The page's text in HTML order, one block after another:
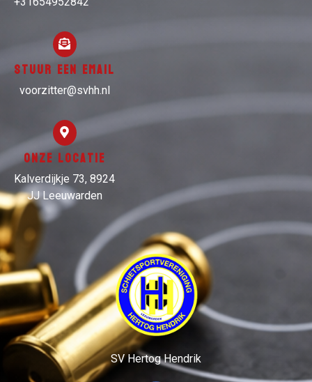
Stuur een email
voorzitter@svhh.nl
Onze locatie
Kalverdijkje 73, 8924
JJ Leeuwarden
SV Hertog Hendrik